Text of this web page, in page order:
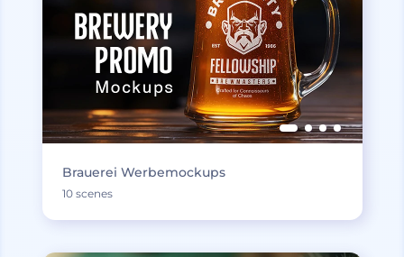
Brauerei Werbemockups
10 scenes